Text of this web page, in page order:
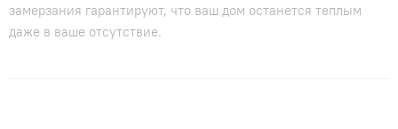
замерзания гарантируют, что ваш дом останется теплым
даже в ваше отсутствие.